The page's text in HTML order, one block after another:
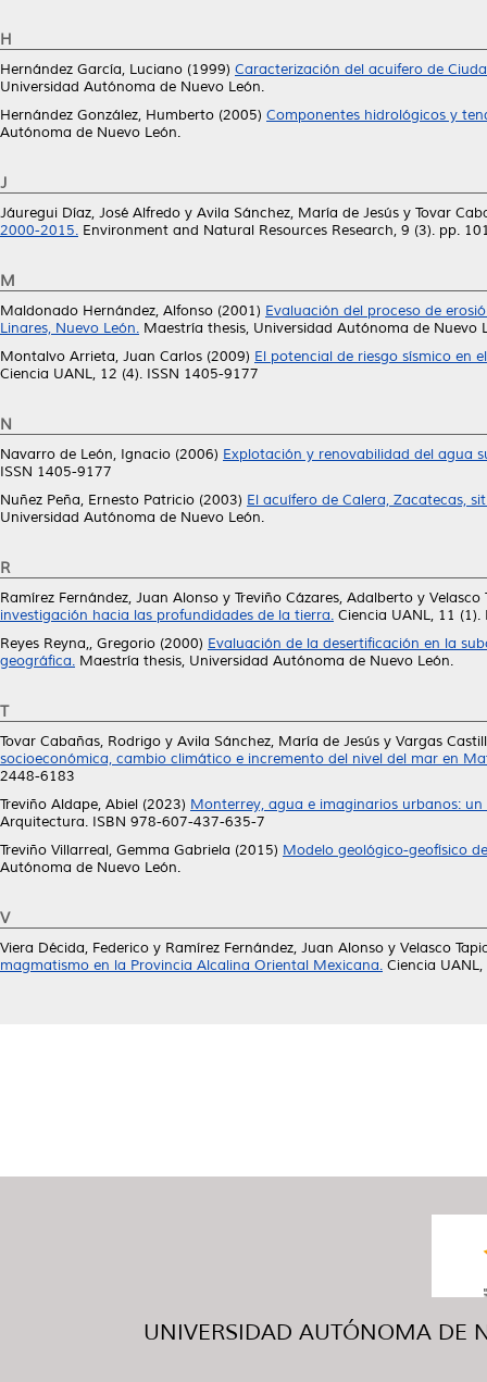
H
Hernández García, Luciano (1999) Caracterización del acuifero de
Universidad Autónoma de Nuevo León.
Hernández González, Humberto (2005) Componentes hidrológicos y
Autónoma de Nuevo León.
J
Jáuregui Díaz, José Alfredo y Avila Sánchez, María de Jesús y Tovar
2000-2015. Environment and Natural Resources Research, 9 (3). pp.
M
Maldonado Hernández, Alfonso (2001) Evaluación del proceso de
Linares, Nuevo León. Maestría thesis, Universidad Autónoma de Nuevo
Montalvo Arrieta, Juan Carlos (2009) El potencial de riesgo sísmico en
Ciencia UANL, 12 (4). ISSN 1405-9177
N
Navarro de León, Ignacio (2006) Explotación y renovabilidad del agua
ISSN 1405-9177
Nuñez Peña, Ernesto Patricio (2003) El acuífero de Calera, Zacatecas,
Universidad Autónoma de Nuevo León.
R
Ramírez Fernández, Juan Alonso y Treviño Cázares, Adalberto y Velasco
investigación hacia las profundidades de la tierra. Ciencia UANL, 11
Reyes Reyna,, Gregorio (2000) Evaluación de la desertificación en la
geográfica. Maestría thesis, Universidad Autónoma de Nuevo León.
T
Tovar Cabañas, Rodrigo y Avila Sánchez, María de Jesús y Vargas
socioeconómica, cambio climático e incremento del nivel del mar en
2448-6183
Treviño Aldape, Abiel (2023) Monterrey, agua e imaginarios urbanos:
Arquitectura. ISBN 978-607-437-635-7
Treviño Villarreal, Gemma Gabriela (2015) Modelo geológico-geofísico
Autónoma de Nuevo León.
V
Viera Décida, Federico y Ramírez Fernández, Juan Alonso y Velasco
magmatismo en la Provincia Alcalina Oriental Mexicana. Ciencia
UNIVERSIDAD AUTÓNOMA DE